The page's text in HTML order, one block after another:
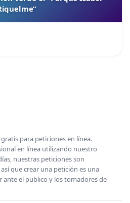
para peticiones en línea.
en línea utilizando nuestro
nuestras peticiones son
que crear una petición es una
ante el publico y los tomadores de